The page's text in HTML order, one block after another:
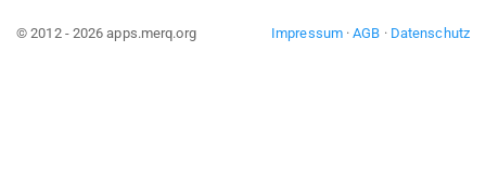
Impressum·AGB · Datenschutz
© 2012 - 2026 apps.merq.org